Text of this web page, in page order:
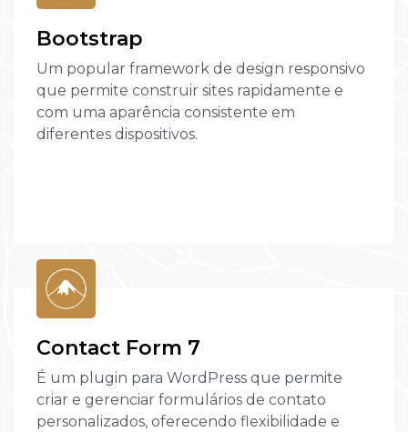
Bootstrap
Um popular framework de design responsivo
que permite construir sites rapidamente e
com uma aparência consistente em
diferentes dispositivos.
Contact Form 7
É um plugin para WordPress que permite
criar e gerenciar formulários de contato
personalizados, oferecendo flexibilidade e